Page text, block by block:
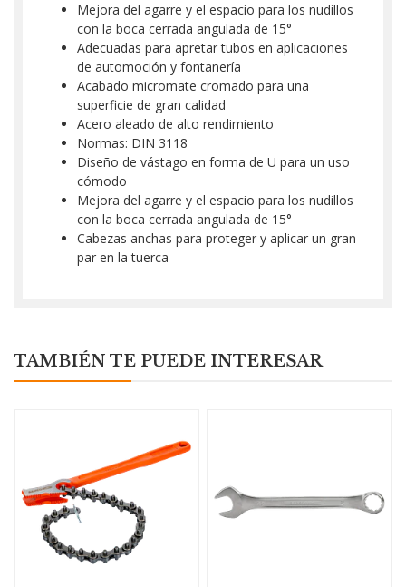
Mejora del agarre y el espacio para los nudillos
con la boca cerrada angulada de 15°
Adecuadas para apretar tubos en aplicaciones
de automoción y fontanería
Acabado micromate cromado para una
superficie de gran calidad
Acero aleado de alto rendimiento
Normas: DIN 3118
Diseño de vástago en forma de U para un uso
cómodo
Mejora del agarre y el espacio para los nudillos
con la boca cerrada angulada de 15°
Cabezas anchas para proteger y aplicar un gran
par en la tuerca
TAMBIÉN TE PUEDE INTERESAR